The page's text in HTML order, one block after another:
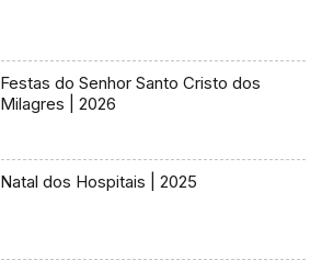
Festas do Senhor Santo Cristo dos
Milagres | 2026
Natal dos Hospitais | 2025